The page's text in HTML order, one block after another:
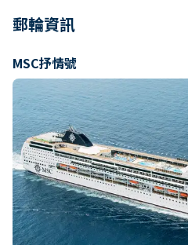
郵輪資訊
MSC抒情號